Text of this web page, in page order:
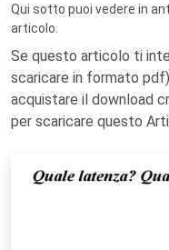
Qui sotto puoi vedere in
articolo.
Se questo articolo ti
scaricare in formato
acquistare il download
per scaricare questo